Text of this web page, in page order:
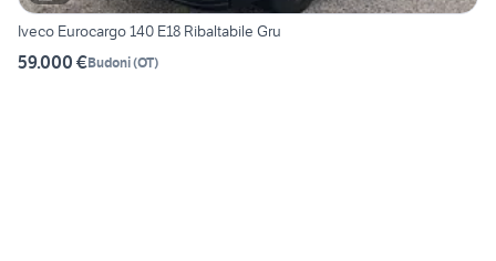
Iveco Eurocargo 140 E18 Ribaltabile Gru
59.000 €Budoni(OT)